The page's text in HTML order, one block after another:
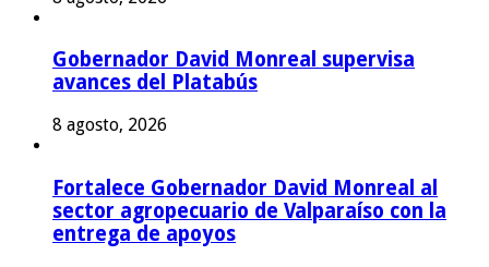
Gobernador David Monreal supervisa
avances del Platabús
8 agosto, 2026
Fortalece Gobernador David Monreal al
sector agropecuario de Valparaíso con la
entrega de apoyos